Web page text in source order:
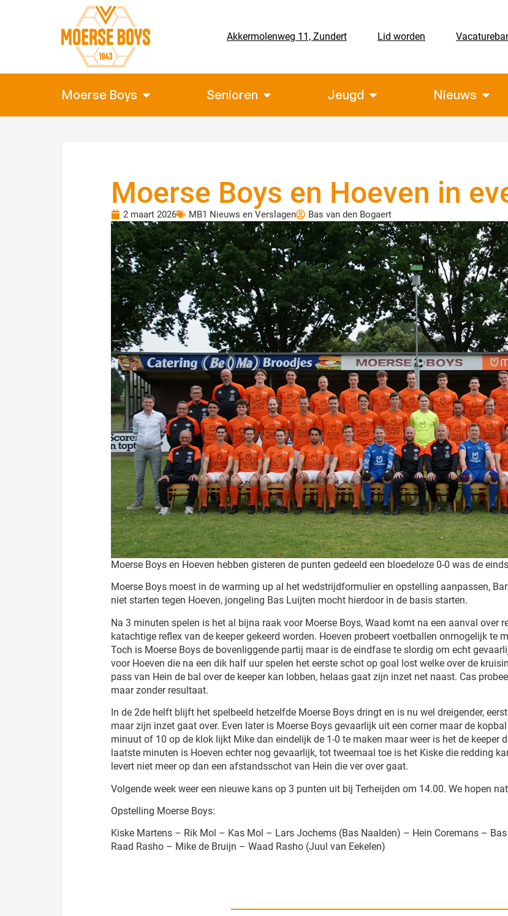
Akkermolenweg 11, Zundert Lid worden
Moerse Boys Senioren Jeugd Nieuws
Moerse Boys en Hoeven in
2 maart 2026 MB1 Nieuws en Verslagen Bas van den Bogaert
Moerse Boys en Hoeven hebben gisteren de punten gedeeld een bloedeloze 0-0 was de
Moerse Boys moest in de warming up al het wedstrijdformulier en opstelling aanpassen,
niet starten tegen Hoeven, jongeling Bas Luijten mocht hierdoor in de basis starten.
Na 3 minuten spelen is het al bijna raak voor Moerse Boys, Waad komt na een aanval over
katachtige reflex van de keeper gekeerd worden. Hoeven probeert voetballen onmogelijk te
Toch is Moerse Boys de bovenliggende partij maar is de eindfase te slordig om echt
voor Hoeven die na een dik half uur spelen het eerste schot op goal lost welke over de
pass van Hein de bal over de keeper kan lobben, helaas gaat zijn inzet net naast. Cas
maar zonder resultaat.
In de 2de helft blijft het spelbeeld hetzelfde Moerse Boys dringt en is nu wel dreigender,
maar zijn inzet gaat over. Even later is Moerse Boys gevaarlijk uit een corner maar de
minuut of 10 op de klok lijkt Mike dan eindelijk de 1-0 te maken maar weer is het de keeper
laatste minuten is Hoeven echter nog gevaarlijk, tot tweemaal toe is het Kiske die redding
levert niet meer op dan een afstandsschot van Hein die ver over gaat.
Volgende week weer een nieuwe kans op 3 punten uit bij Terheijden om 14.00. We hopen
Opstelling Moerse Boys:
Kiske Martens – Rik Mol – Kas Mol – Lars Jochems (Bas Naalden) – Hein Coremans –
Raad Rasho – Mike de Bruijn – Waad Rasho (Juul van Eekelen)